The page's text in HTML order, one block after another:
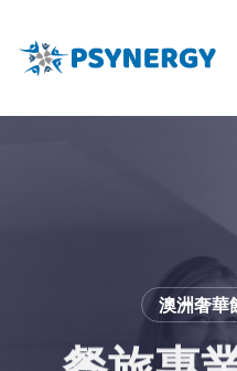
澳洲飯店
在世界級飯
飯店與
澳洲奢華
澳洲飯店
在世界級飯
飯店與